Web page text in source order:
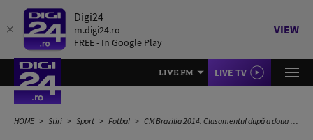
Digi24
m.digi24.ro
FREE - In Google Play
VIEW
LIVE FM LIVE TV
HOME Știri Sport Fotbal CM Brazilia 2014. Clasamentul după a doua rundă de partide și echipele calificate în optimi